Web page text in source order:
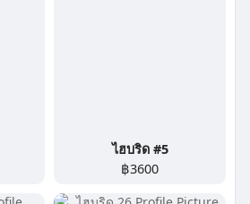
ไฮบริด #5
฿3600